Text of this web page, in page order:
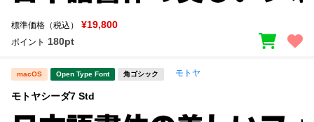
標準価格（税込） ¥19,800
ポイント 180pt
macOS Open Type Font 角ゴシック モトヤ
モトヤシーダ7 Std